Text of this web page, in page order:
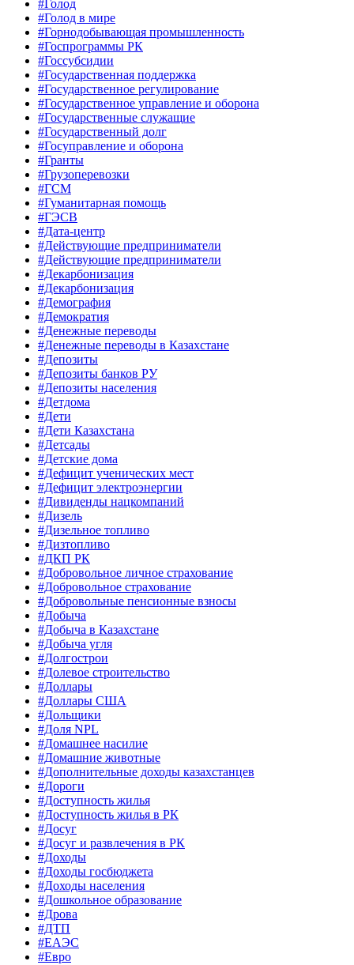
#Голод
#Голод в мире
#Горнодобывающая промышленность
#Госпрограммы РК
#Госсубсидии
#Государственная поддержка
#Государственное регулирование
#Государственное управление и оборона
#Государственные служащие
#Государственный долг
#Госуправление и оборона
#Гранты
#Грузоперевозки
#ГСМ
#Гуманитарная помощь
#ГЭСВ
#Дата-центр
#Действующие предприниматели
#Действующие предприниматели
#Декарбонизация
#Декарбонизация
#Демография
#Демократия
#Денежные переводы
#Денежные переводы в Казахстане
#Депозиты
#Депозиты банков РУ
#Депозиты населения
#Детдома
#Дети
#Дети Казахстана
#Детсады
#Детские дома
#Дефицит ученических мест
#Дефицит электроэнергии
#Дивиденды нацкомпаний
#Дизель
#Дизельное топливо
#Дизтопливо
#ДКП РК
#Добровольное личное страхование
#Добровольное страхование
#Добровольные пенсионные взносы
#Добыча
#Добыча в Казахстане
#Добыча угля
#Долгострои
#Долевое строительство
#Доллары
#Доллары США
#Дольщики
#Доля NPL
#Домашнее насилие
#Домашние животные
#Дополнительные доходы казахстанцев
#Дороги
#Доступность жилья
#Доступность жилья в РК
#Досуг
#Досуг и развлечения в РК
#Доходы
#Доходы госбюджета
#Доходы населения
#Дошкольное образование
#Дрова
#ДТП
#ЕАЭС
#Евро